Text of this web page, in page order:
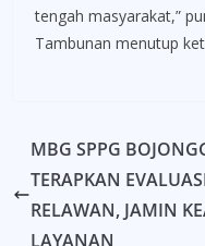
tengah masyarakat,”
Tambunan menutup
MBG SPPG
TERAPKAN
RELAWAN, JAMIN
LAYANAN